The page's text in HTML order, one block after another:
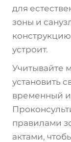
для
зоны и
устроит.
Учитывайте
установить
временный
правилами
актами,